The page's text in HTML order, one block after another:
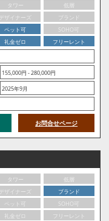
タワー
低層
デザイナーズ
ブランド
ペット可
SOHO可
礼金ゼロ
フリーレント
155,000円 - 280,000円
2025年9月
お問合せページ
タワー
低層
デザイナーズ
ブランド
ペット可
SOHO可
礼金ゼロ
フリーレント